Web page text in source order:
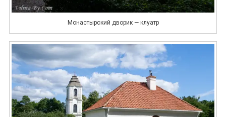
Монастырский дворик — клуатр